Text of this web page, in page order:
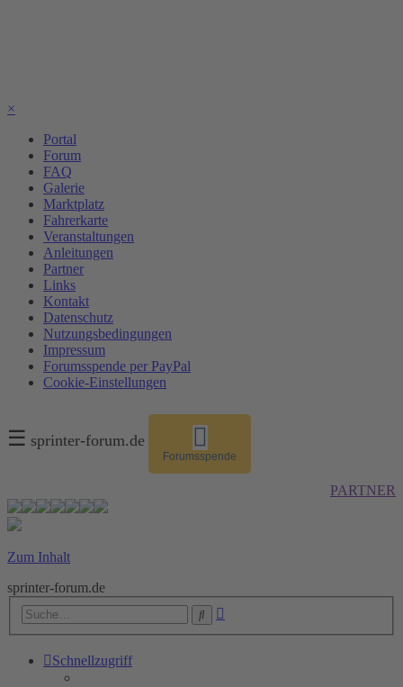
×
Portal
Forum
FAQ
Galerie
Marktplatz
Fahrerkarte
Veranstaltungen
Anleitungen
Partner
Links
Kontakt
Datenschutz
Nutzungsbedingungen
Impressum
Forumsspende per PayPal
Cookie-Einstellungen
☰ sprinter-forum.de
Forumsspende
PARTNER
Zum Inhalt
sprinter-forum.de
Suche
Schnellzugriff